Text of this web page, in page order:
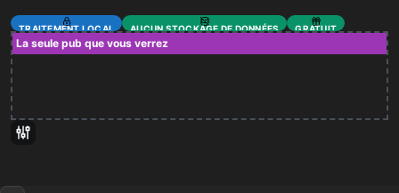
TRAITEMENT LOCAL AUCUN STOCKAGE DE DONNÉES GRATUIT
La seule pub que vous verrez